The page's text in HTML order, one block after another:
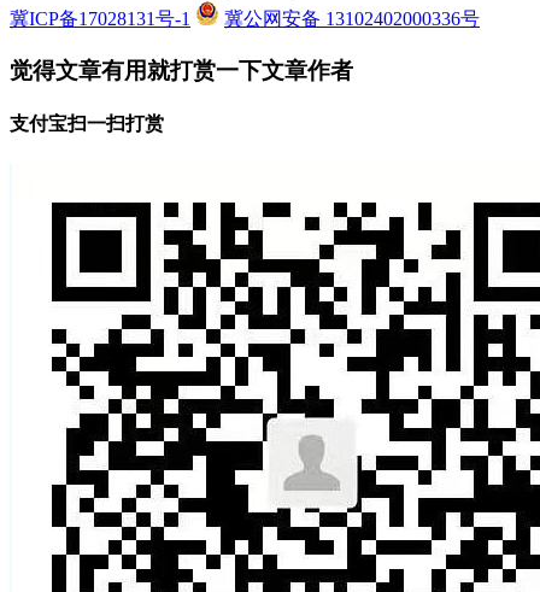
冀ICP备17028131号-1
冀公网安备 13102402000336号
觉得文章有用就打赏一下文章作者
支付宝扫一扫打赏